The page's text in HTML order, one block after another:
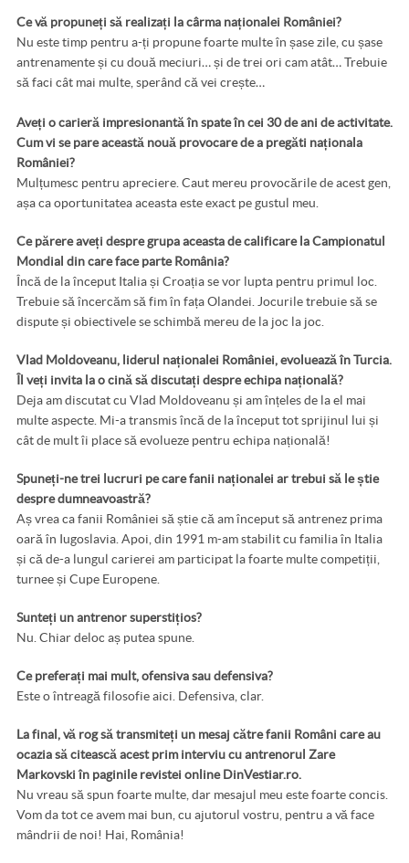
Ce vă propuneți să realizați la cârma naționalei României?
Nu este timp pentru a-ți propune foarte multe în șase zile, cu șase
antrenamente și cu două meciuri… și de trei ori cam atât… Trebuie
să faci cât mai multe, sperând că vei crește…
Aveți o carieră impresionantă în spate în cei 30 de ani de activitate.
Cum vi se pare această nouă provocare de a pregăti naționala
României?
Mulțumesc pentru apreciere. Caut mereu provocările de acest gen,
așa ca oportunitatea aceasta este exact pe gustul meu.
Ce părere aveți despre grupa aceasta de calificare la Campionatul
Mondial din care face parte România?
Încă de la început Italia și Croația se vor lupta pentru primul loc.
Trebuie să încercăm să fim în fața Olandei. Jocurile trebuie să se
dispute și obiectivele se schimbă mereu de la joc la joc.
Vlad Moldoveanu, liderul naționalei României, evoluează în Turcia.
Îl veți invita la o cină să discutați despre echipa națională?
Deja am discutat cu Vlad Moldoveanu și am înțeles de la el mai
multe aspecte. Mi-a transmis încă de la început tot sprijinul lui și
cât de mult îi place să evolueze pentru echipa națională!
Spuneți-ne trei lucruri pe care fanii naționalei ar trebui să le știe
despre dumneavoastră?
Aș vrea ca fanii României să știe că am început să antrenez prima
oară în Iugoslavia. Apoi, din 1991 m-am stabilit cu familia în Italia
și că de-a lungul carierei am participat la foarte multe competiții,
turnee și Cupe Europene.
Sunteți un antrenor superstițios?
Nu. Chiar deloc aș putea spune.
Ce preferați mai mult, ofensiva sau defensiva?
Este o întreagă filosofie aici. Defensiva, clar.
La final, vă rog să transmiteți un mesaj către fanii Români care au
ocazia să citească acest prim interviu cu antrenorul Zare
Markovski în paginile revistei online DinVestiar.ro.
Nu vreau să spun foarte multe, dar mesajul meu este foarte concis.
Vom da tot ce avem mai bun, cu ajutorul vostru, pentru a vă face
mândrii de noi! Hai, România!